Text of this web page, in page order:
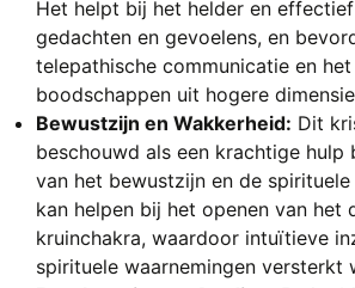
Het helpt bij het helder en
gedachten en gevoelens, en
telepathische communicatie en
boodschappen uit hogere
Bewustzijn en Wakkerheid: Dit
beschouwd als een krachtige hulp
van het bewustzijn en de
kan helpen bij het openen van het
kruinchakra, waardoor intuïtieve
spirituele waarnemingen versterkt